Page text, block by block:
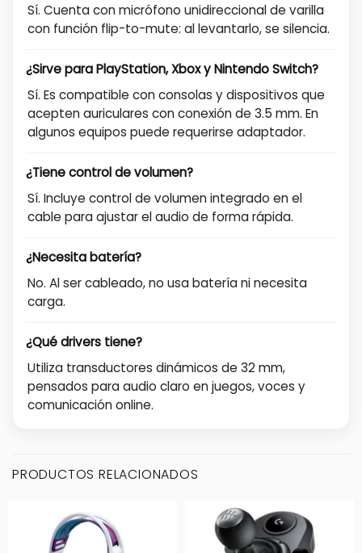
Sí. Cuenta con micrófono unidireccional de varilla
con función flip-to-mute: al levantarlo, se silencia.
¿Sirve para PlayStation, Xbox y Nintendo Switch?
Sí. Es compatible con consolas y dispositivos que
acepten auriculares con conexión de 3.5 mm. En
algunos equipos puede requerirse adaptador.
¿Tiene control de volumen?
Sí. Incluye control de volumen integrado en el
cable para ajustar el audio de forma rápida.
¿Necesita batería?
No. Al ser cableado, no usa batería ni necesita
carga.
¿Qué drivers tiene?
Utiliza transductores dinámicos de 32 mm,
pensados para audio claro en juegos, voces y
comunicación online.
PRODUCTOS RELACIONADOS